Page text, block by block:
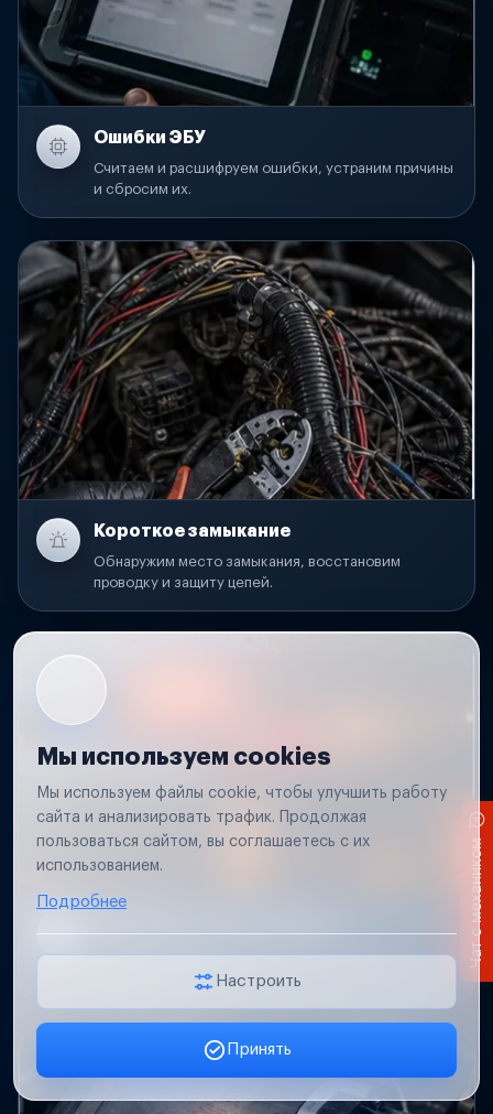
Ошибки ЭБУ
Считаем и расшифруем ошибки, устраним причины
и сбросим их.
Короткое замыкание
Обнаружим место замыкания, восстановим
проводку и защиту цепей.
Проверим проводку и разъемы, восстановим
освещение прицепа.
Мы используем cookies
Мы используем файлы cookie, чтобы улучшить работу
сайта и анализировать трафик. Продолжая
пользоваться сайтом, вы соглашаетесь с их
использованием.
Подробнее
Настроить
Принять
Заявка онлайн
Чат с механиком